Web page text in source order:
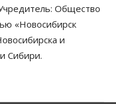
предлагают
лекарств в
Общество
«Новосибирск
и
Сибири.